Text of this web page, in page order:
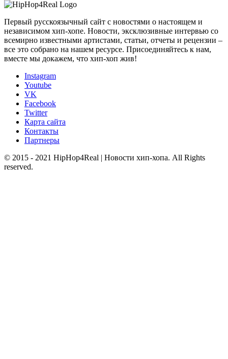
Первый русскоязычный сайт с новостями о настоящем и
независимом хип-хопе. Новости, эксклюзивные интервью со
всемирно известными артистами, статьи, отчеты и рецензии –
все это собрано на нашем ресурсе. Присоединяйтесь к нам,
вместе мы докажем, что хип-хоп жив!
Instagram
Youtube
VK
Facebook
Twitter
Карта сайта
Контакты
Партнеры
© 2015 - 2021 HipHop4Real | Новости хип-хопа. All Rights
reserved.